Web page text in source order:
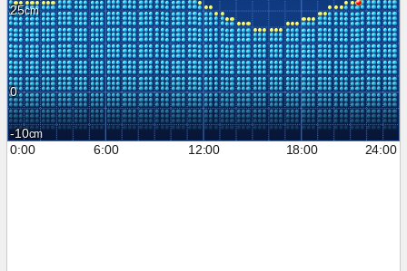
25
0
-10
0:00
6:00 12:00 18:00 24:00